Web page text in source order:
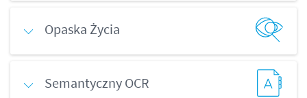
Opaska Życia
Semantyczny OCR